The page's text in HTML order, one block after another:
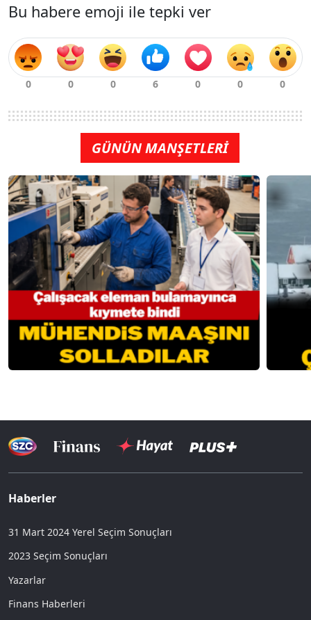
Bu habere emoji ile tepki ver
GÜNÜN MANŞETLERİ
Haberler
31 Mart 2024 Yerel Seçim Sonuçları
2023 Seçim Sonuçları
Yazarlar
Finans Haberleri